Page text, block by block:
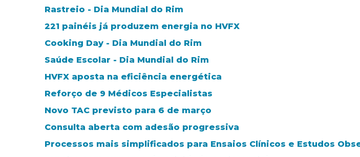
Rastreio - Dia Mundial do Rim
221 painéis já produzem energia no HVFX
Cooking Day - Dia Mundial do Rim
Saúde Escolar - Dia Mundial do Rim
HVFX aposta na eficiência energética
Reforço de 9 Médicos Especialistas
Novo TAC previsto para 6 de março
Consulta aberta com adesão progressiva
Processos mais simplificados para Ensaios Clínicos e Estudos